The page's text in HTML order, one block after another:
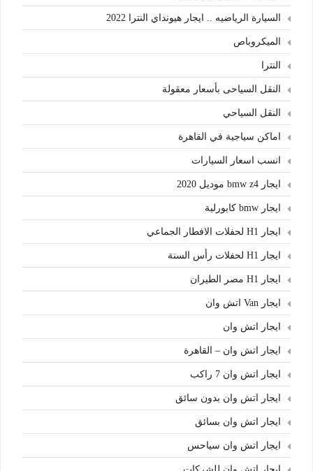
السيارة الرياضيه .. ايجار هيونداي النترا 2022
الميكروباص
النترا
النقل السياحى بأسعار معقولة
النقل السياحي
اماكن سياجية في القاهرة
انسب اسعار السيارات
ايجار bmw z4 موديل 2020
ايجار bmw كابورلية
ايجار H1 لحفلات الافطار الجماعي
ايجار H1 لحفلات رأس السنة
ايجار H1 مصر الطيران
ايجار Van اتش وان
ايجار اتش وان
ايجار اتش وان – القاهرة
ايجار اتش وان 7 راكب
ايجار اتش وان بدون سائق
ايجار اتش وان بسائق
ايجار اتش وان سياحس